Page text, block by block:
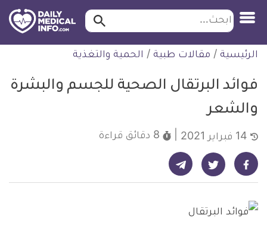
التخطي
للمحتوى
طبية
ابحث ابحث…
الرئيسية / مقالات طبية / الحمية والتغذية
فوائد البرتقال الصحية للجسم والبشرة
والشعر
8 دقائق قراءة
شارك على فيسبوك - ديلي ميديكال انفو شارك على تويتر - ديلي ميديكال انفو شارك على تيليجرام - ديلي ميديكال انفو